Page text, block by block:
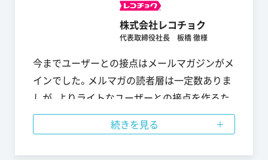
条件により効果を上げていければと思っていま
株式会社レコチョク
代表取締役社長 板橋 徹様
今までユーザーとの接点はメールマガジンがメ
インでした。メルマガの読者層は一定数ありま
しが、よりライトなユーザーとの接点を作るた
めプッシュ通知の導入を行いました。プッシュ
通知では鮮度の高い情報をタイムリーに提供で
続きを見る